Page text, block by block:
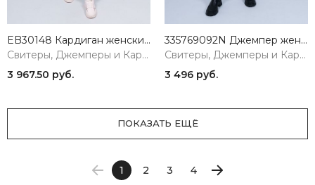
EB30148 Кардиган женский черный VERY NEAT
Свитеры, Джемперы и Кардиганы
3 967.50 руб.
335769092N Джемпер женская черная PHARDI
Свитеры, Джемперы и Кардиганы
3 496 руб.
ПОКАЗАТЬ ЕЩЁ
1 2 3 4